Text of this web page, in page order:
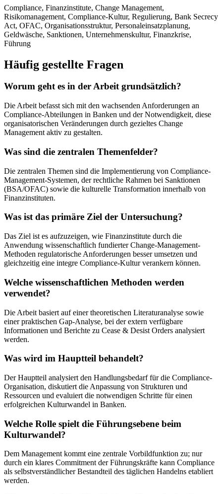
Compliance, Finanzinstitute, Change Management,
Risikomanagement, Compliance-Kultur, Regulierung, Bank Secrecy
Act, OFAC, Organisationsstruktur, Personaleinsatzplanung,
Geldwäsche, Sanktionen, Unternehmenskultur, Finanzkrise,
Führung
Häufig gestellte Fragen
Worum geht es in der Arbeit grundsätzlich?
Die Arbeit befasst sich mit den wachsenden Anforderungen an
Compliance-Abteilungen in Banken und der Notwendigkeit, diese
organisatorischen Veränderungen durch gezieltes Change
Management aktiv zu gestalten.
Was sind die zentralen Themenfelder?
Die zentralen Themen sind die Implementierung von Compliance-
Management-Systemen, der rechtliche Rahmen bei Sanktionen
(BSA/OFAC) sowie die kulturelle Transformation innerhalb von
Finanzinstituten.
Was ist das primäre Ziel der Untersuchung?
Das Ziel ist es aufzuzeigen, wie Finanzinstitute durch die
Anwendung wissenschaftlich fundierter Change-Management-
Methoden regulatorische Anforderungen besser umsetzen und
gleichzeitig eine integre Compliance-Kultur verankern können.
Welche wissenschaftlichen Methoden werden
verwendet?
Die Arbeit basiert auf einer theoretischen Literaturanalyse sowie
einer praktischen Gap-Analyse, bei der extern verfügbare
Informationen und Berichte zu Cease & Desist Orders analysiert
werden.
Was wird im Hauptteil behandelt?
Der Hauptteil analysiert den Handlungsbedarf für die Compliance-
Organisation, diskutiert die Anpassung von Strukturen und
Ressourcen und evaluiert die notwendigen Schritte für einen
erfolgreichen Kulturwandel in Banken.
Welche Rolle spielt die Führungsebene beim
Kulturwandel?
Dem Management kommt eine zentrale Vorbildfunktion zu; nur
durch ein klares Commitment der Führungskräfte kann Compliance
als selbstverständlicher Bestandteil des täglichen Handelns etabliert
werden.